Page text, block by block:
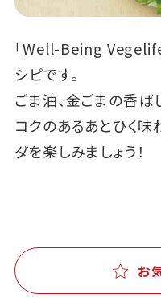
「Well-Being
シピです。
ごま油、金ごまの香ば
コクのあるあとひく
ダを楽しみましょう！
お